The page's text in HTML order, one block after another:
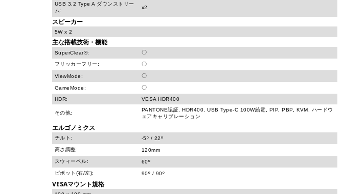
USB 3.2 Type A ダウンストリー
ム:
x2
スピーカー
5W x 2
主な搭載技術・機能
SuperClear®: 〇
フリッカーフリー: 〇
ViewMode: 〇
GameMode: 〇
HDR: VESA HDR400
その他:
PANTONE認証, HDR400, USB Type-C 100W給電, PIP, PBP, KVM, ハードウ
ェアキャリブレーション
エルゴノミクス
チルト:
-5º / 22º
高さ調整:
120mm
スウィーベル:
60º
ピボット(右/左):
90º / 90º
VESAマウント規格